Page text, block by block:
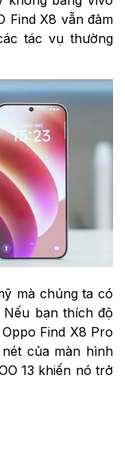
Find X8 vẫn đảm
tác vụ thường
mà chúng ta có
Nếu bạn thích độ
Find X8 Pro
của màn hình
13 khiến nó trở